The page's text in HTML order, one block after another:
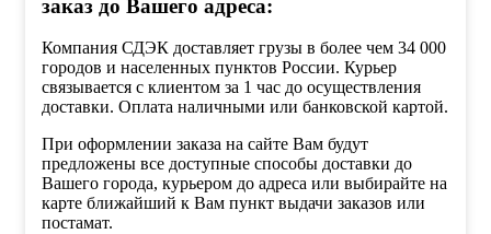
заказ до Вашего адреса:
Компания СДЭК доставляет грузы в более чем 34 000
городов и населенных пунктов России. Курьер
связывается с клиентом за 1 час до осуществления
доставки. Оплата наличными или банковской картой.
При оформлении заказа на сайте Вам будут
предложены все доступные способы доставки до
Вашего города, курьером до адреса или выбирайте на
карте ближайший к Вам пункт выдачи заказов или
постамат.